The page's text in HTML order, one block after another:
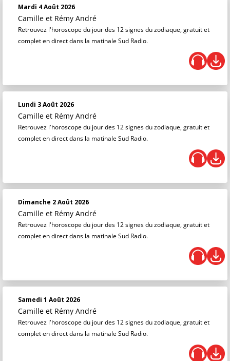
Mardi 4 Août 2026
Camille et Rémy André
Retrouvez l'horoscope du jour des 12 signes du zodiaque, gratuit et
complet en direct dans la matinale Sud Radio.
Lundi 3 Août 2026
Camille et Rémy André
Retrouvez l'horoscope du jour des 12 signes du zodiaque, gratuit et
complet en direct dans la matinale Sud Radio.
Dimanche 2 Août 2026
Camille et Rémy André
Retrouvez l'horoscope du jour des 12 signes du zodiaque, gratuit et
complet en direct dans la matinale Sud Radio.
Samedi 1 Août 2026
Camille et Rémy André
Retrouvez l'horoscope du jour des 12 signes du zodiaque, gratuit et
complet en direct dans la matinale Sud Radio.